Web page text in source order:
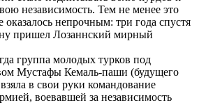
независимость. Тем не менее это
оказалось непрочным: три года спустя
пришел Лозаннский мирный
группа молодых турков под
Мустафы Кемаль-паши (будущего
в свои руки командование
воевавшей за независимость